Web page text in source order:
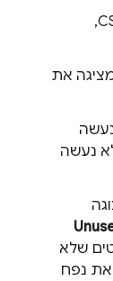
מצוין אם המשאב מכיל CSS,‏
מציגה את
נעשה
שלא
את נפח